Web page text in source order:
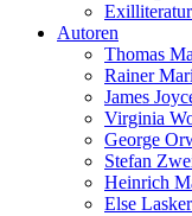
Autoren
Thomas
Rainer
James
Virginia
George
Stefan
Heinrich
Else